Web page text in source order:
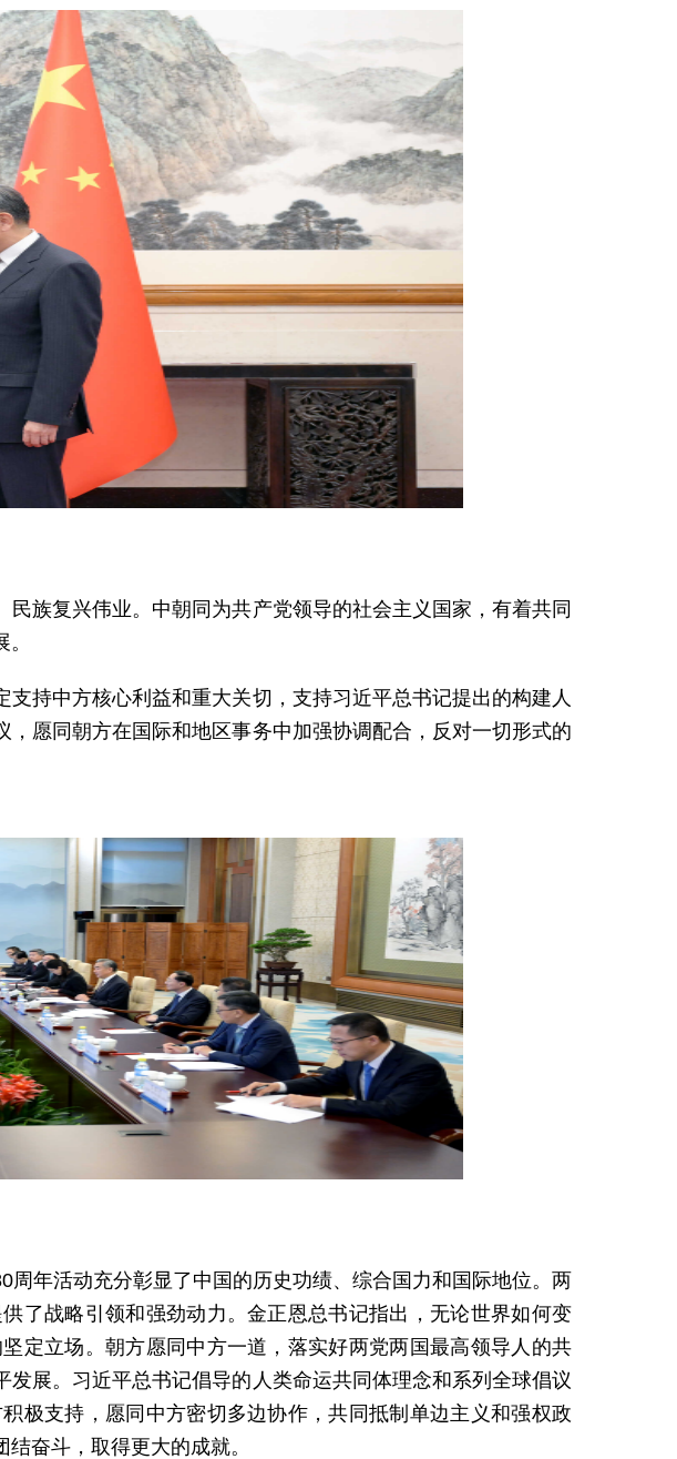
族复兴伟业。中朝同为共产党领导的社会主义国家，有着共同
持中方核心利益和重大关切，支持习近平总书记提出的构建人
愿同朝方在国际和地区事务中加强协调配合，反对一切形式的
年活动充分彰显了中国的历史功绩、综合国力和国际地位。两
了战略引领和强劲动力。金正恩总书记指出，无论世界如何变
定立场。朝方愿同中方一道，落实好两党两国最高领导人的共
展。习近平总书记倡导的人类命运共同体理念和系列全球倡议
极支持，愿同中方密切多边协作，共同抵制单边主义和强权政
奋斗，取得更大的成就。